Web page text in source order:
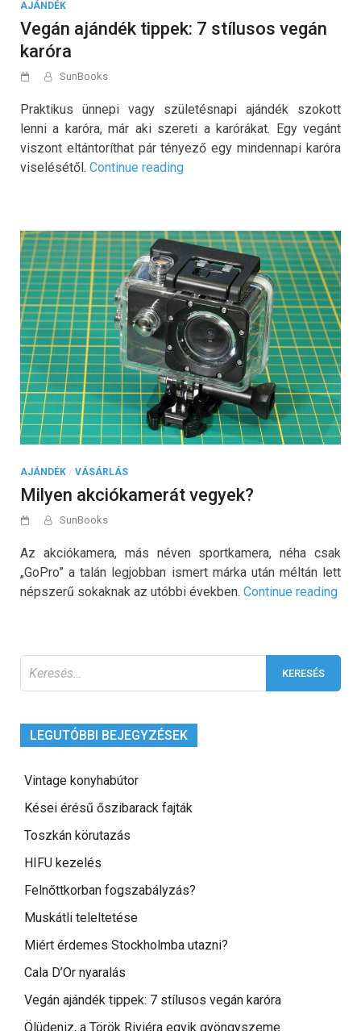
AJÁNDÉK
Vegán ajándék tippek: 7 stílusos vegán
karóra
SunBooks
Praktikus ünnepi vagy születésnapi ajándék szokott
lenni a karóra, már aki szereti a karórákat. Egy vegánt
viszont eltántoríthat pár tényező egy mindennapi karóra
viselésétől. Continue reading„Vegán
stílusos
vegán
karóra”
AJÁNDÉK / VÁSÁRLÁS
Milyen akciókamerát vegyek?
SunBooks
Az akciókamera, más néven sportkamera, néha csak
„GoPro” a talán legjobban ismert márka után méltán lett
népszerű sokaknak az utóbbi években. Continue reading
LEGUTÓBBI BEJEGYZÉSEK
Vintage konyhabútor
Kései érésű őszibarack fajták
Toszkán körutazás
HIFU kezelés
Felnőttkorban fogszabályzás?
Muskátli teleltetése
Miért érdemes Stockholmba utazni?
Cala D’Or nyaralás
Vegán ajándék tippek: 7 stílusos vegán karóra
Ölüdeniz, a Török Riviéra egyik gyöngyszeme